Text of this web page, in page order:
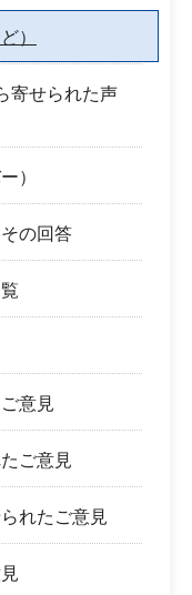
）
寄せられた声
）
の回答
意見
ご意見
れたご意見